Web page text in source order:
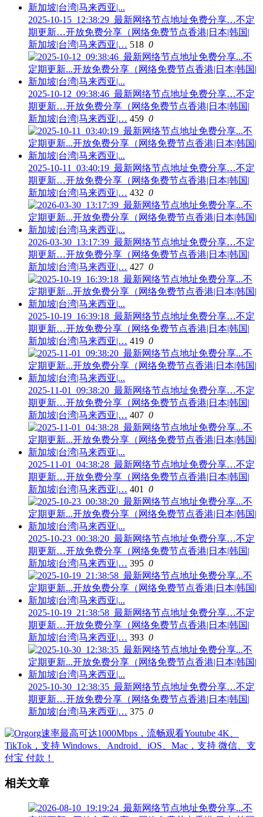
2025-10-15_12:38:29_最新网络节点地址免费分享…不定
期更新…开放免费分享（网络免费节点香港|日本|韩国|
新加坡|台湾|马来西亚|… 518 0
2025-10-12_09:38:46_最新网络节点地址免费分享…不定
期更新…开放免费分享（网络免费节点香港|日本|韩国|
新加坡|台湾|马来西亚|… 459 0
2025-10-11_03:40:19_最新网络节点地址免费分享…不定
期更新…开放免费分享（网络免费节点香港|日本|韩国|
新加坡|台湾|马来西亚|… 432 0
2026-03-30_13:17:39_最新网络节点地址免费分享…不定
期更新…开放免费分享（网络免费节点香港|日本|韩国|
新加坡|台湾|马来西亚|… 427 0
2025-10-19_16:39:18_最新网络节点地址免费分享…不定
期更新…开放免费分享（网络免费节点香港|日本|韩国|
新加坡|台湾|马来西亚|… 419 0
2025-11-01_09:38:20_最新网络节点地址免费分享…不定
期更新…开放免费分享（网络免费节点香港|日本|韩国|
新加坡|台湾|马来西亚|… 407 0
2025-11-01_04:38:28_最新网络节点地址免费分享…不定
期更新…开放免费分享（网络免费节点香港|日本|韩国|
新加坡|台湾|马来西亚|… 401 0
2025-10-23_00:38:20_最新网络节点地址免费分享…不定
期更新…开放免费分享（网络免费节点香港|日本|韩国|
新加坡|台湾|马来西亚|… 395 0
2025-10-19_21:38:58_最新网络节点地址免费分享…不定
期更新…开放免费分享（网络免费节点香港|日本|韩国|
新加坡|台湾|马来西亚|… 393 0
2025-10-30_12:38:35_最新网络节点地址免费分享…不定
期更新…开放免费分享（网络免费节点香港|日本|韩国|
新加坡|台湾|马来西亚|… 375 0
相关文章